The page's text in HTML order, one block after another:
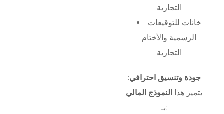
التجارية
خانات للتوقيعات
الرسمية والأختام
التجارية
جودة وتنسيق احترافي:
يتميز هذا
النموذج المالي
بـ: